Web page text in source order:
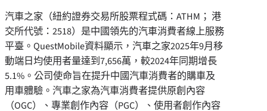
汽車之家（紐約證券交易所股票程式碼：ATHM； 港
交所代號：2518）是中國領先的汽車消費者線上服務
平臺。QuestMobile資料顯示，汽車之家2025年9月移
動端日均使用者量達到7,656萬，較2024年同期增長
5.1%。公司使命旨在提升中國汽車消費者的購車及
用車體驗。汽車之家為汽車消費者提供原創內容
（OGC）、專業創作內容（PGC）、使用者創作內容